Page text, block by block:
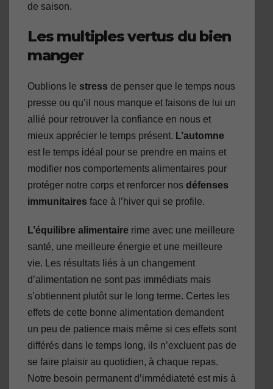
de saison.
Les multiples vertus du bien
manger
Oublions le stress de penser que le temps nous
presse ou qu’il nous manque et faisons de lui un
allié pour retrouver la confiance en nous et
mieux apprécier le temps présent. L’automne
est le temps idéal pour se prendre en mains et
modifier nos comportements alimentaires pour
protéger notre corps et renforcer nos défenses
immunitaires face à l’hiver qui se profile.
L’équilibre alimentaire rime avec une meilleure
santé, une meilleure énergie et une meilleure
vie. Les résultats liés à un changement
d’alimentation ne sont pas immédiats mais
s’obtiennent plutôt sur le long terme. Certes les
effets de cette bonne alimentation demandent
un peu de patience mais même si ces effets sont
différés dans le temps long, ils n’excluent pas de
se faire plaisir au quotidien, à chaque repas.
Notre besoin permanent d’immédiateté est mis à